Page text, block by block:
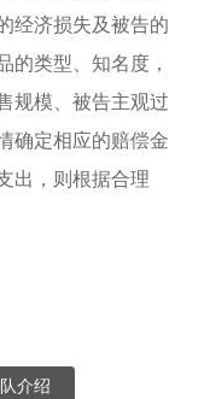
经济损失及被告的
的类型、知名度，
规模、被告主观过
确定相应的赔偿金
出，则根据合理
介绍